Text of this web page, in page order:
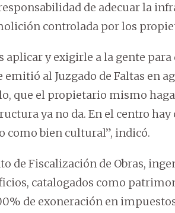
de adecuar la
controlada por los
aplicar y exigirle a la gente
emitió al Juzgado de Faltas en
que el propietario mismo
ya no da. En el centro
como bien cultural”, indicó.
de Fiscalización de Obras,
catalogados como
de exoneración en